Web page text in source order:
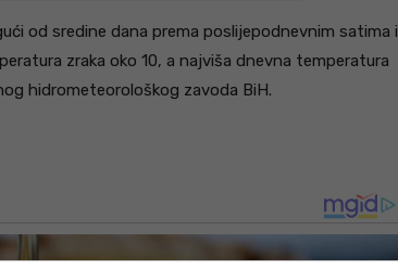
od sredine dana prema poslijepodnevnim satima i
zraka oko 10, a najviša dnevna temperatura
hidrometeorološkog zavoda BiH.